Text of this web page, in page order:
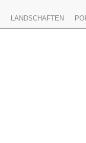
LANDSCHAFTEN